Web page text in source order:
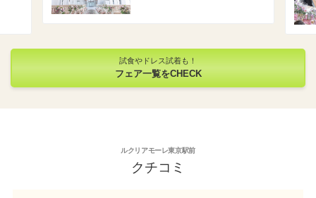
試食やドレス試着も！
フェア一覧をCHECK
ルクリアモーレ東京駅前
クチコミ